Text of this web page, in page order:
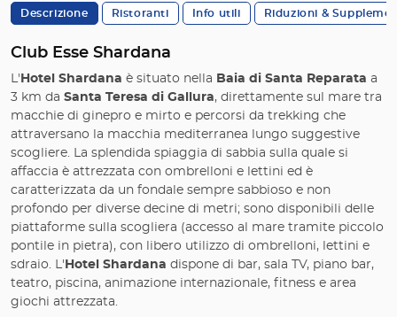
Descrizione Ristoranti Info utili Riduzioni &
Club Esse Shardana
L' Hotel Shardana è situato nella Baia di Santa Reparata a
3 km da Santa Teresa di Gallura, direttamente sul mare tra
macchie di ginepro e mirto e percorsi da trekking che
attraversano la macchia mediterranea lungo suggestive
scogliere. La splendida spiaggia di sabbia sulla quale si
affaccia è attrezzata con ombrelloni e lettini ed è
caratterizzata da un fondale sempre sabbioso e non
profondo per diverse decine di metri; sono disponibili delle
piattaforme sulla scogliera (accesso al mare tramite piccolo
pontile in pietra), con libero utilizzo di ombrelloni, lettini e
sdraio. L' Hotel Shardana dispone di bar, sala TV, piano bar,
teatro, piscina, animazione internazionale, fitness e area
giochi attrezzata.